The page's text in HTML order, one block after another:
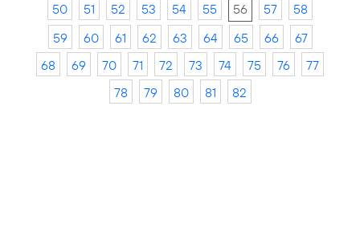
50
51 52 53 54 55 56 57
58
59
60 61 62 63 64 65 66
67
68
69 70 71 72 73 74 75 76
77
78
79 80 81 82